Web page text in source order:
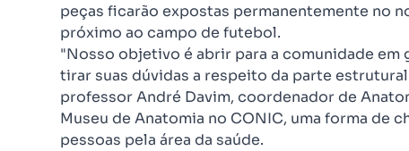
peças ficarão expostas permanentemente no
próximo ao campo de futebol.
"Nosso objetivo é abrir para a comunidade em
tirar suas dúvidas a respeito da parte
professor André Davim, coordenador de
Museu de Anatomia no CONIC, uma forma de
pessoas pela área da saúde.